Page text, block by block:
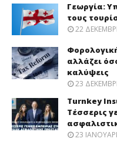
Γεωργία:
τους
22
αλλάζει
καλύψεις
23
Turnkey
Τέσσερις
23